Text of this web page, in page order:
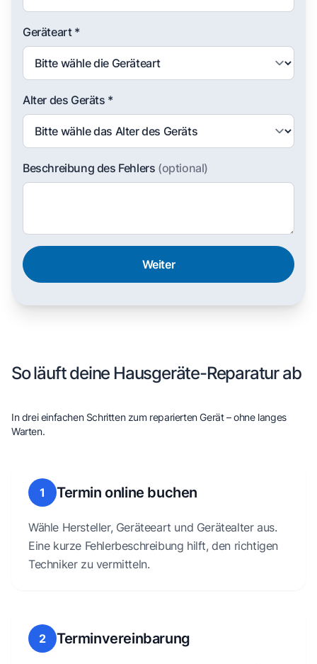
Geräteart *
Alter des Geräts *
Beschreibung des Fehlers (optional)
Weiter
So läuft deine Hausgeräte-Reparatur ab
In drei einfachen Schritten zum reparierten Gerät – ohne langes
Warten.
1 Termin online buchen
Wähle Hersteller, Geräteeart und Gerätealter aus.
Eine kurze Fehlerbeschreibung hilft, den richtigen
Techniker zu vermitteln.
2 Terminvereinbarung